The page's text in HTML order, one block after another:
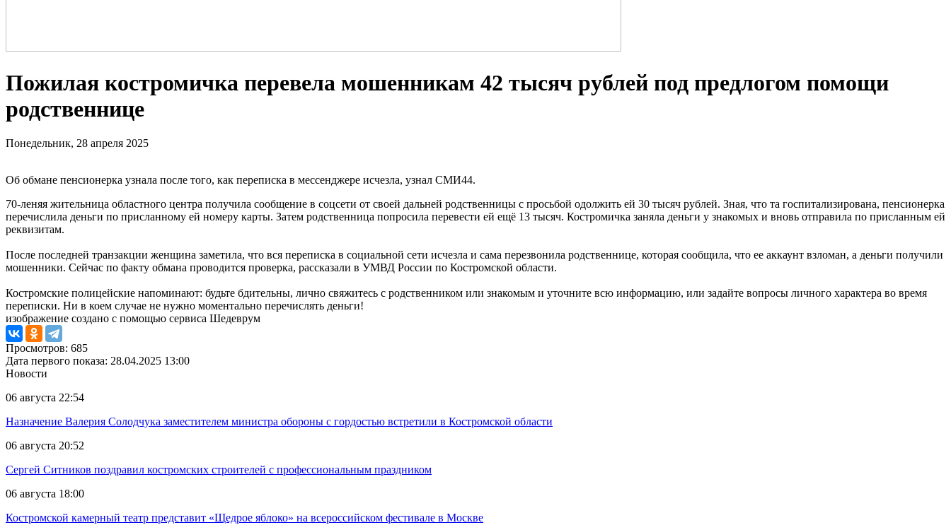
Пожилая костромичка перевела мошенникам 42 тысяч рублей под предлогом помощи
родственнице
Понедельник, 28 апреля 2025
Об обмане пенсионерка узнала после того, как переписка в мессенджере исчезла, узнал СМИ44.
70-леняя жительница областного центра получила сообщение в соцсети от своей дальней родственницы с просьбой одолжить ей 30 тысяч рублей. Зная, что та госпитализирована, пенсионерка
перечислила деньги по присланному ей номеру карты. Затем родственница попросила перевести ей ещё 13 тысяч. Костромичка заняла деньги у знакомых и вновь отправила по присланным ей
реквизитам.
После последней транзакции женщина заметила, что вся переписка в социальной сети исчезла и сама перезвонила родственнице, которая сообщила, что ее аккаунт взломан, а деньги получили
мошенники. Сейчас по факту обмана проводится проверка, рассказали в УМВД России по Костромской области.
Костромские полицейские напоминают: будьте бдительны, лично свяжитесь с родственником или знакомым и уточните всю информацию, или задайте вопросы личного характера во время
переписки. Ни в коем случае не нужно моментально перечислять деньги!
изображение создано с помощью сервиса Шедеврум
Просмотров: 685
Дата первого показа: 28.04.2025 13:00
Новости
06 августа 22:54
Назначение Валерия Солодчука заместителем министра обороны с гордостью встретили в Костромской области
06 августа 20:52
Сергей Ситников поздравил костромских строителей с профессиональным праздником
06 августа 18:00
Костромской камерный театр представит «Щедрое яблоко» на всероссийском фестивале в Москве